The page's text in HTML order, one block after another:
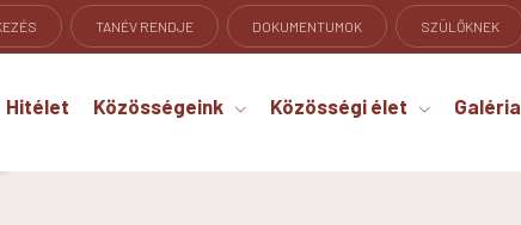
TANÉV RENDJE DOKUMENTUMOK SZÜLŐKNEK
Hitélet Közösségeink Közösségi élet Galéria